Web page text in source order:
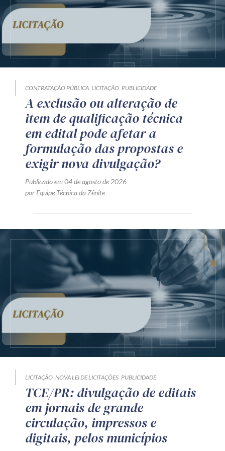
Receba por RSS
Av. Sete de Setembro, 4698
Batel Curitiba/PR CEP80240-000
Telefone (41) 2109-8666
Whatsapp (41) 98881-6616
CONTRATAÇÃO PÚBLICA LICITAÇÃO PUBLICIDADE
A exclusão ou alteração de
item de qualificação técnica
em edital pode afetar a
formulação das propostas e
exigir nova divulgação?
Publicado em 04 de agosto de 2026
por Equipe Técnica da Zênite
LICITAÇÃO NOVA LEI DE LICITAÇÕES PUBLICIDADE
TCE/PR: divulgação de editais
em jornais de grande
circulação, impressos e
digitais, pelos municípios